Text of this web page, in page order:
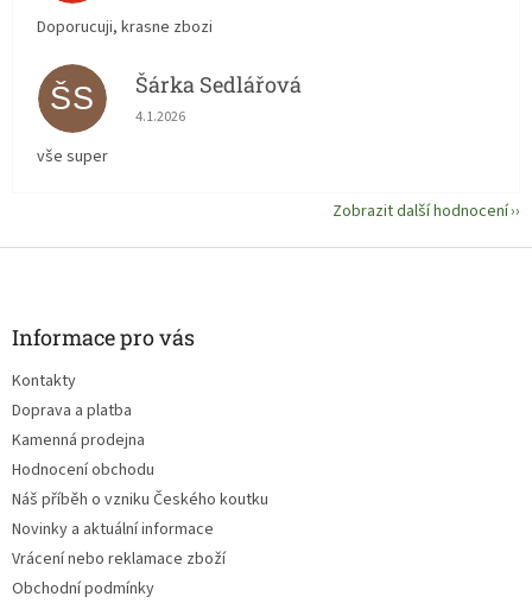
Doporucuji, krasne zbozi
ŠS Šárka Sedlářová
Hodnocení obchodu je 5 z 5 hvězdiček.
4.1.2026
vše super
Zobrazit další hodnocení
Informace pro vás
Kontakty
Doprava a platba
Kamenná prodejna
Hodnocení obchodu
Náš příběh o vzniku Českého koutku
Novinky a aktuální informace
Vrácení nebo reklamace zboží
Obchodní podmínky